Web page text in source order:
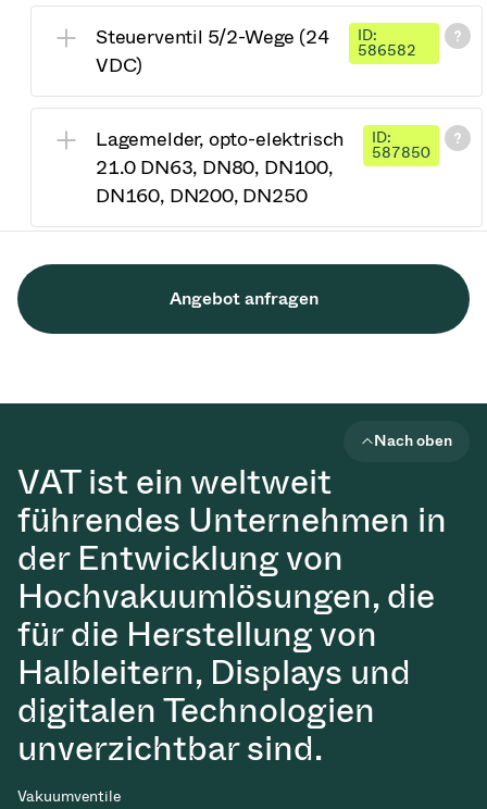
Steuerventil 5/2-Wege (24
VDC)
ID:
586582
Lagemelder, opto-elektrisch
21.0 DN63, DN80, DN100,
DN160, DN200, DN250
ID:
587850
Angebot anfragen
VAT ist ein weltweit
führendes Unternehmen in
der Entwicklung von
Hochvakuumlösungen, die
für die Herstellung von
Halbleitern, Displays und
digitalen Technologien
unverzichtbar sind.
Nach oben
Vakuumventile